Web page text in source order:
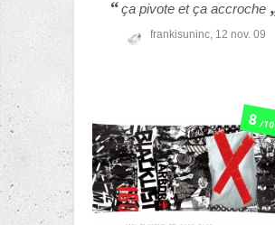
ça pivote et ça accroche
frankisuninc, 12 nov. 09
8/10